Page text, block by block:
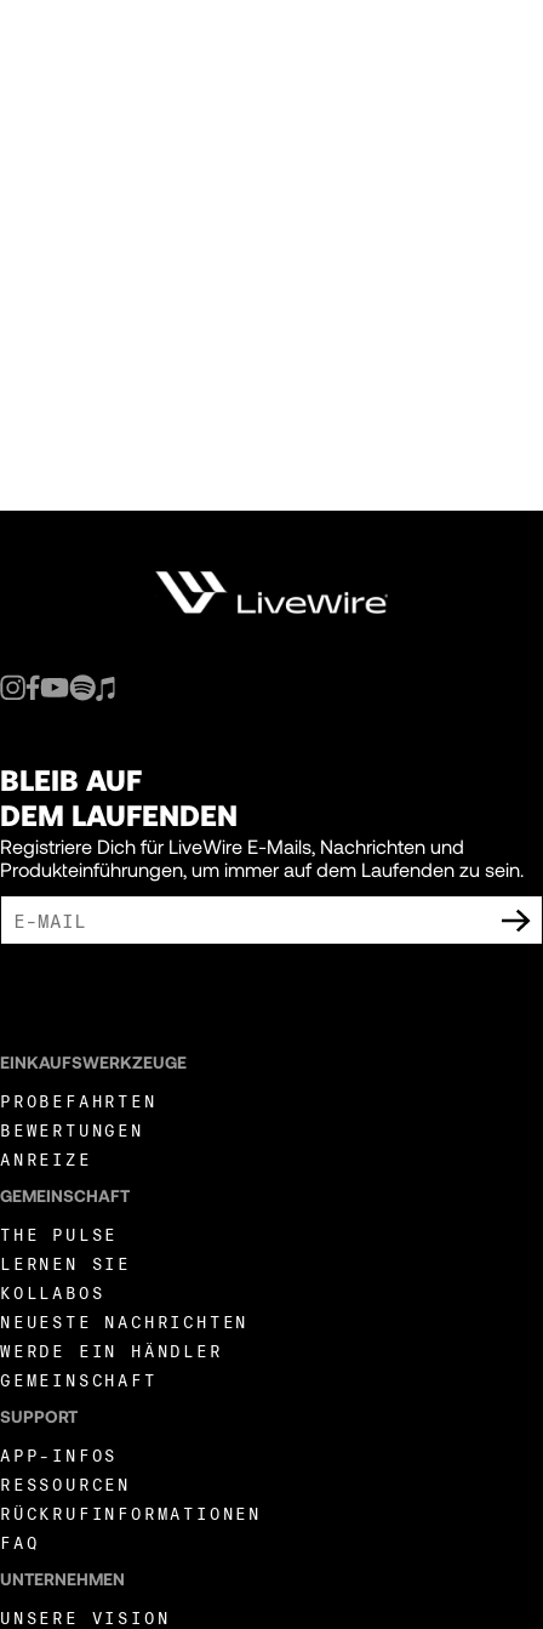
BLEIB AUF
DEM LAUFENDEN
Registriere Dich für LiveWire E-Mails, Nachrichten und
Produkteinführungen, um immer auf dem Laufenden zu sein.
EINKAUFSWERKZEUGE
PROBEFAHRTEN
BEWERTUNGEN
ANREIZE
GEMEINSCHAFT
THE PULSE
LERNEN SIE
KOLLABOS
NEUESTE NACHRICHTEN
WERDE EIN HÄNDLER
GEMEINSCHAFT
SUPPORT
APP-INFOS
RESSOURCEN
RÜCKRUFINFORMATIONEN
FAQ
UNTERNEHMEN
UNSERE VISION